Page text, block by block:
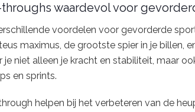
waardevol voor
voordelen voor gevorderde
maximus, de grootste spier in je billen,
je niet alleen je kracht en stabiliteit, maar
en sprints.
helpen bij het verbeteren van de